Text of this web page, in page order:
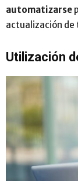
automatizarse
actualización de
Utilización